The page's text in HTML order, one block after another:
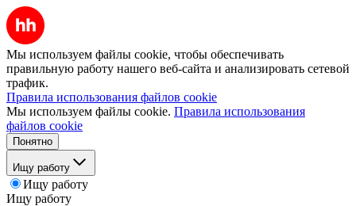
Мы используем файлы cookie, чтобы обеспечивать
правильную работу нашего веб-сайта и анализировать сетевой
трафик.
Правила использования файлов cookie
Мы используем файлы cookie. Правила использования
файлов cookie
Понятно
Ищу работу
Ищу работу
Ищу работу